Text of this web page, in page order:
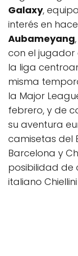
Galaxy,
interés en
Aubameyang
con el jugador
la liga
misma
la Major
febrero, y de
su aventura
camisetas del
Barcelona y
posibilidad de
italiano